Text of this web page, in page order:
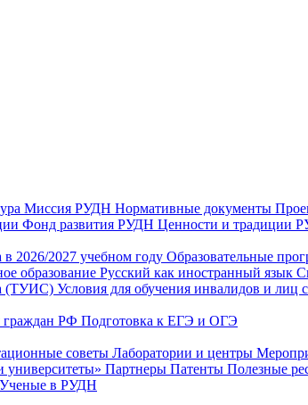
Миссия РУДН Нормативные документы
Фонд развития РУДН Ценности и традиции
в 2026/2027 учебном году Образовательные
образование Русский как иностранный язык
(ТУИС) Условия для обучения инвалидов и лиц
граждан РФ Подготовка к ЕГЭ и ОГЭ
советы Лаборатории и центры
университеты» Партнеры Патенты Полезные
Ученые в РУДН